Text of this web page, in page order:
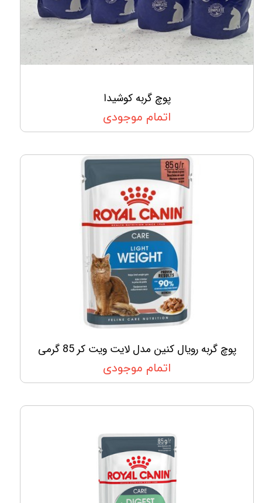
پوچ گربه کوشیدا
اتمام موجودی
پوچ گربه رویال کنین مدل لایت ویت کر 85 گرمی
اتمام موجودی